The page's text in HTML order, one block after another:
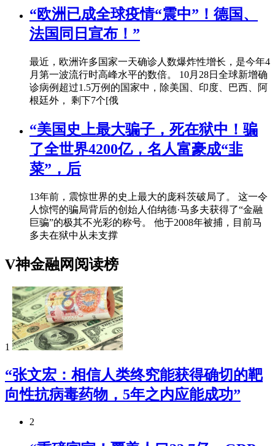
“欧洲已成全球疫情“震中”！德国、
法国同日宣布！”
最近，欧洲许多国家一天确诊人数爆炸性增长，是今年4
月第一波流行时高峰水平的数倍。 10月28日全球新增确
诊病例超过1.5万例的国家中，除美国、印度、巴西、阿
根廷外， 剩下7个[俄
“美国史上最大骗子，死在狱中！骗
了全世界4200亿，名人富豪成“韭
菜”，后
13年前，震惊世界的史上最大的庞科茨破局了。 这一令
人惊愕的骗局背后的创始人伯纳德·马多夫获得了“金融
巨骗”的极其不光彩的称号。 他于2008年被捕，目前马
多夫在狱中从未支撑
V神金融网阅读榜
1
“张文宏：相信人类终究能获得确切的靶
向性抗病毒药物，5年之内应能成功”
2